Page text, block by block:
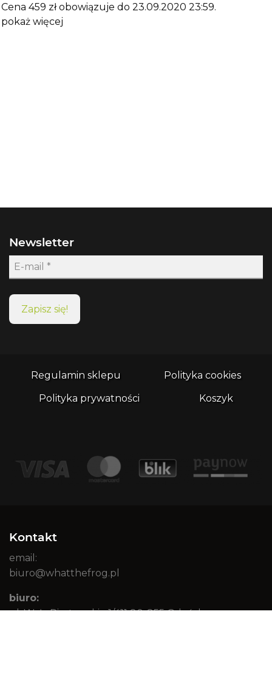
Cena 459 zł obowiązuje do 23.09.2020 23:59.
pokaż więcej
Newsletter
Regulamin sklepu Polityka cookies
Polityka prywatności Koszyk
Kontakt
email:
biuro@whatthefrog.pl
biuro:
ul. Wały Piastowskie 1/411 80-855 Gdańsk